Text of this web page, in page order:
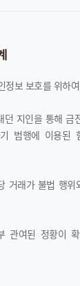
보 보호를 위하
던 지인을 통해 금
범행에 이용된
거래가 불법 행위
관여된 정황이